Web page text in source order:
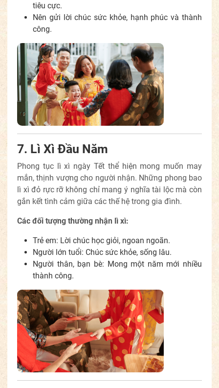
tiêu cực.
Nên gửi lời chúc sức khỏe, hạnh phúc và thành
công.
7. Lì Xì Đầu Năm
Phong tục lì xì ngày Tết thể hiện mong muốn may
mắn, thịnh vượng cho người nhận. Những phong bao
lì xì đỏ rực rỡ không chỉ mang ý nghĩa tài lộc mà còn
gắn kết tình cảm giữa các thế hệ trong gia đình.
Các đối tượng thường nhận lì xì:
Trẻ em: Lời chúc học giỏi, ngoan ngoãn.
Người lớn tuổi: Chúc sức khỏe, sống lâu.
Người thân, bạn bè: Mong một năm mới nhiều
thành công.